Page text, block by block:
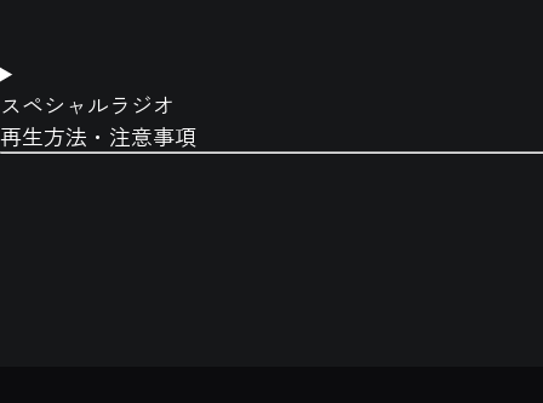
スペシャルラジオ
再生方法・注意事項